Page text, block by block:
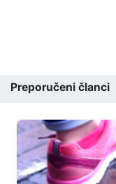
Preporučeni članci